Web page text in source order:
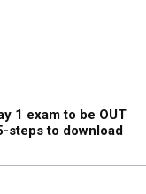
1 exam to be OUT
steps to download